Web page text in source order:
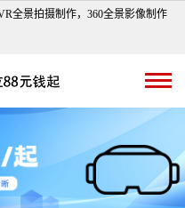
全景拍摄制作，360全景影像制作